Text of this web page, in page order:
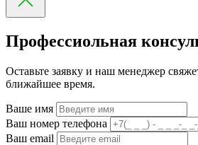
Профессиольная
Оставьте заявку и наш менеджер
ближайшее время.
Ваше имя
Ваш номер телефона
Ваш email